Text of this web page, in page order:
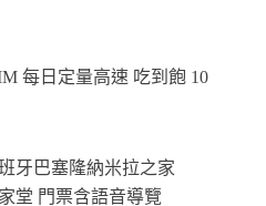
每日定量高速 吃到飽 10
牙巴塞隆納米拉之家
堂 門票含語音導覽